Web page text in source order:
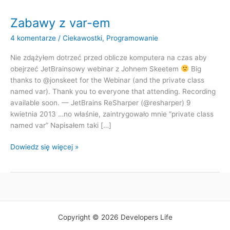
Zabawy z var-em
4 komentarze / Ciekawostki, Programowanie
Nie zdążyłem dotrzeć przed oblicze komputera na czas aby
obejrzeć JetBrainsowy webinar z Johnem Skeetem
Big
thanks to @jonskeet for the Webinar (and the private class
named var). Thank you to everyone that attending. Recording
available soon. — JetBrains ReSharper (@resharper) 9
kwietnia 2013 …no właśnie, zaintrygowało mnie “private class
named var” Napisałem taki […]
Zabawy
Dowiedz się więcej »
Copyright © 2026 Developers Life